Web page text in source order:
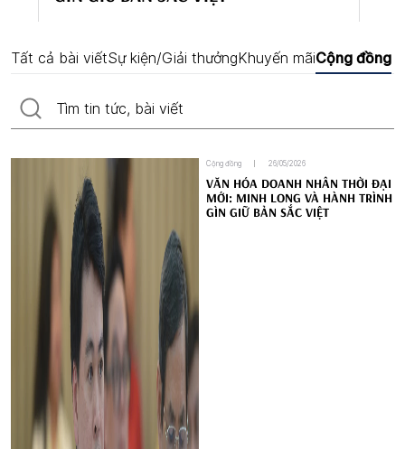
Tất cả bài viếtSự kiện/Giải thưởngKhuyến mãiCộng đồng
Cộng đồng 26/05/2026
VĂN HÓA DOANH NHÂN THỜI ĐẠI
MỚI: MINH LONG VÀ HÀNH TRÌNH
GÌN GIỮ BẢN SẮC VIỆT